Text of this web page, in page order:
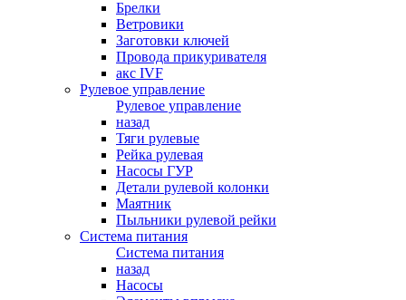
Брелки
Ветровики
Заготовки ключей
Провода прикуривателя
акс IVF
Рулевое управление
Рулевое управление
назад
Тяги рулевые
Рейка рулевая
Насосы ГУР
Детали рулевой колонки
Маятник
Пыльники рулевой рейки
Система питания
Система питания
назад
Насосы